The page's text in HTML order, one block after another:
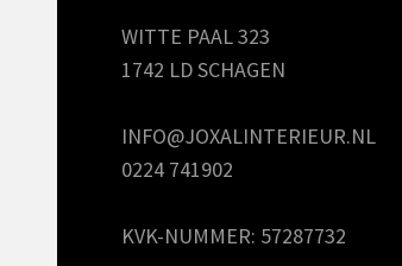
WITTE PAAL 323
1742 LD SCHAGEN
INFO@JOXALINTERIEUR.NL
0224 741902
KVK-NUMMER: 57287732